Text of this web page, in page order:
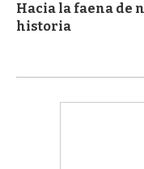
Hacia la faena de
historia